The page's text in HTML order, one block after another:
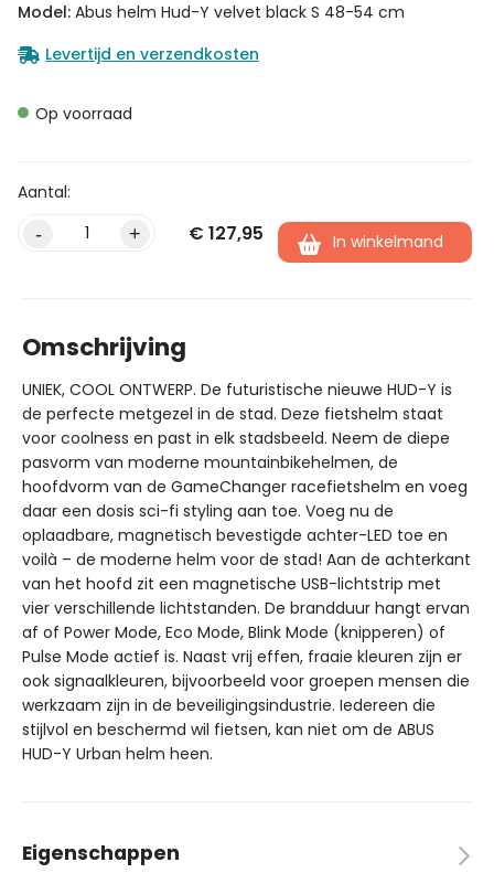
Model: Abus helm Hud-Y velvet black S 48-54 cm
Levertijd en verzendkosten
Op voorraad
- + € 127,95 In winkelmand
Alternative:
Omschrijving
UNIEK, COOL ONTWERP. De futuristische nieuwe HUD-Y is
de perfecte metgezel in de stad. Deze fietshelm staat
voor coolness en past in elk stadsbeeld. Neem de diepe
pasvorm van moderne mountainbikehelmen, de
hoofdvorm van de GameChanger racefietshelm en voeg
daar een dosis sci-fi styling aan toe. Voeg nu de
oplaadbare, magnetisch bevestigde achter-LED toe en
voilà – de moderne helm voor de stad! Aan de achterkant
van het hoofd zit een magnetische USB-lichtstrip met
vier verschillende lichtstanden. De brandduur hangt ervan
af of Power Mode, Eco Mode, Blink Mode (knipperen) of
Pulse Mode actief is. Naast vrij effen, fraaie kleuren zijn er
ook signaalkleuren, bijvoorbeeld voor groepen mensen die
werkzaam zijn in de beveiligingsindustrie. Iedereen die
stijlvol en beschermd wil fietsen, kan niet om de ABUS
HUD-Y Urban helm heen.
Eigenschappen